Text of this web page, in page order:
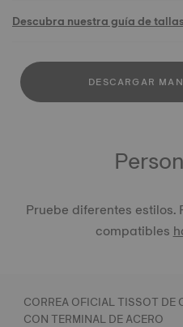
Descubra nuestra guía de
DESCARGAR
Pruebe diferentes
compatibles
CORREA OFICIAL TISSOT DE
CON TERMINAL DE ACERO